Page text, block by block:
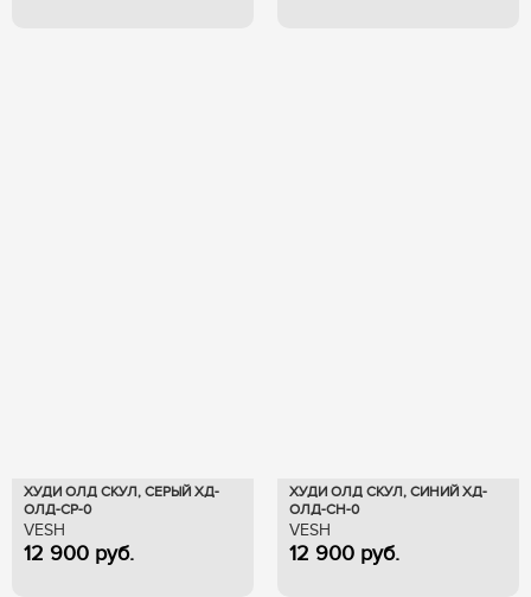
ХУДИ ОЛД СКУЛ, СЕРЫЙ ХД-
ОЛД-СР-0
VESH
12 900 руб.
ХУДИ ОЛД СКУЛ, СИНИЙ ХД-
ОЛД-СН-0
VESH
12 900 руб.